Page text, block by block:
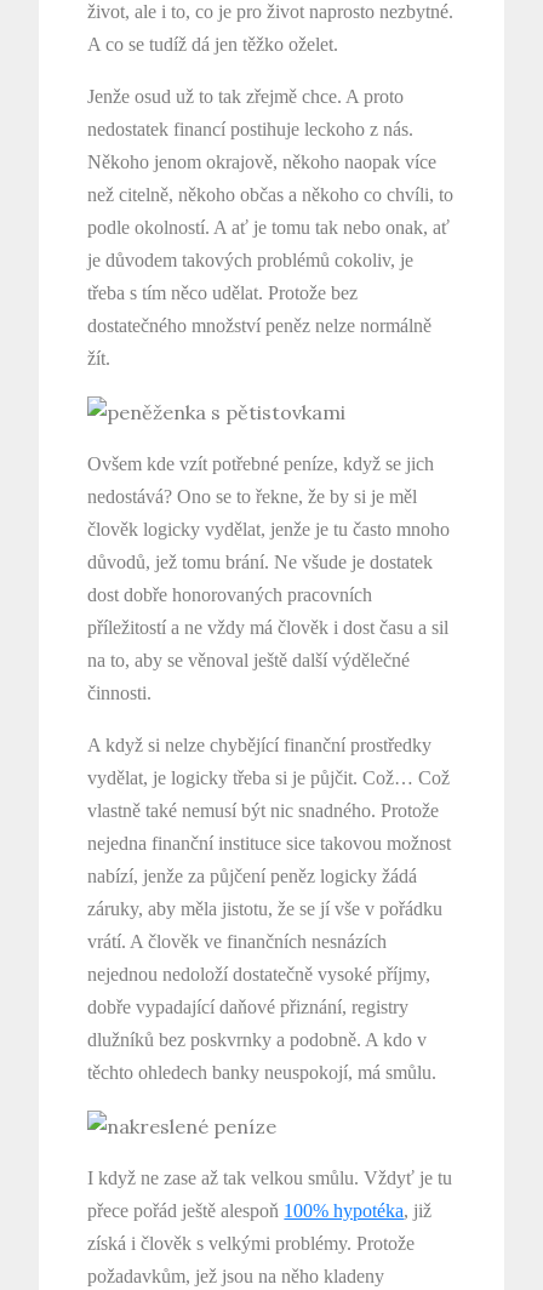
život, ale i to, co je pro život naprosto nezbytné.
A co se tudíž dá jen těžko oželet.
Jenže osud už to tak zřejmě chce. A proto
nedostatek financí postihuje leckoho z nás.
Někoho jenom okrajově, někoho naopak více
než citelně, někoho občas a někoho co chvíli, to
podle okolností. A ať je tomu tak nebo onak, ať
je důvodem takových problémů cokoliv, je
třeba s tím něco udělat. Protože bez
dostatečného množství peněz nelze normálně
žít.
Ovšem kde vzít potřebné peníze, když se jich
nedostává? Ono se to řekne, že by si je měl
člověk logicky vydělat, jenže je tu často mnoho
důvodů, jež tomu brání. Ne všude je dostatek
dost dobře honorovaných pracovních
příležitostí a ne vždy má člověk i dost času a sil
na to, aby se věnoval ještě další výdělečné
činnosti.
A když si nelze chybějící finanční prostředky
vydělat, je logicky třeba si je půjčit. Což… Což
vlastně také nemusí být nic snadného. Protože
nejedna finanční instituce sice takovou možnost
nabízí, jenže za půjčení peněz logicky žádá
záruky, aby měla jistotu, že se jí vše v pořádku
vrátí. A člověk ve finančních nesnázích
nejednou nedoloží dostatečně vysoké příjmy,
dobře vypadající daňové přiznání, registry
dlužníků bez poskvrnky a podobně. A kdo v
těchto ohledech banky neuspokojí, má smůlu.
I když ne zase až tak velkou smůlu. Vždyť je tu
přece pořád ještě alespoň 100% hypotéka, již
získá i člověk s velkými problémy. Protože
požadavkům, jež jsou na něho kladeny